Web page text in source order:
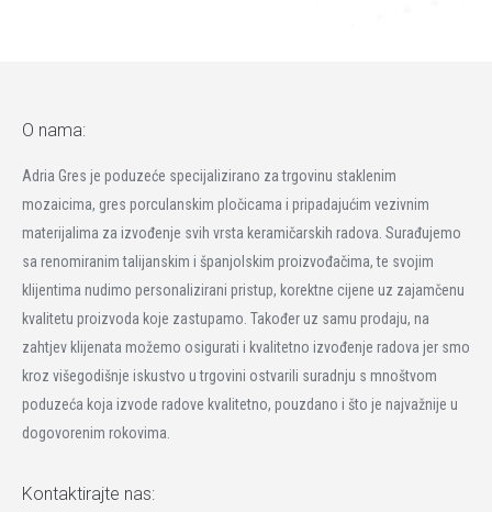
O nama:
Adria Gres je poduzeće specijalizirano za trgovinu staklenim
mozaicima, gres porculanskim pločicama i pripadajućim vezivnim
materijalima za izvođenje svih vrsta keramičarskih radova. Surađujemo
sa renomiranim talijanskim i španjolskim proizvođačima, te svojim
klijentima nudimo personalizirani pristup, korektne cijene uz zajamčenu
kvalitetu proizvoda koje zastupamo. Također uz samu prodaju, na
zahtjev klijenata možemo osigurati i kvalitetno izvođenje radova jer smo
kroz višegodišnje iskustvo u trgovini ostvarili suradnju s mnoštvom
poduzeća koja izvode radove kvalitetno, pouzdano i što je najvažnije u
dogovorenim rokovima.
Kontaktirajte nas: